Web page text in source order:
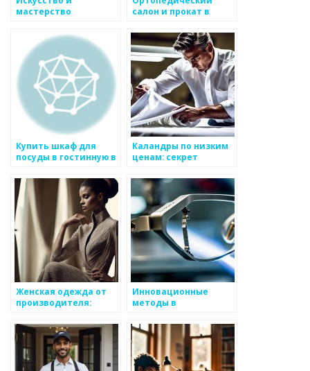
мастерство
Jewelry: история,
дизайн и технологии
салон и прокат в
Купить шкаф для
посуды в гостинную в
магазине
Каландры по низким
ценам: секрет
Женская одежда от
производителя:
стиль с ArtRibbon
Инновационные
методы в
для очков: лазерная
пайка как ключевая
технология